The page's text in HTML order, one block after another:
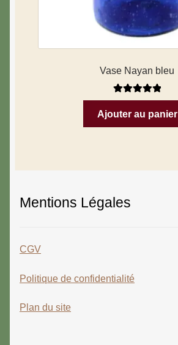
Vase Nayan bleu
Note5.00sur
5
Ajouter au panier
Mentions Légales
CGV
Politique de confidentialité
Plan du site